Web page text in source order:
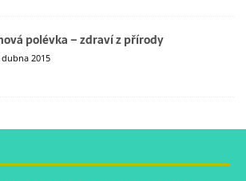
polévka – zdraví z přírody
dubna 2015